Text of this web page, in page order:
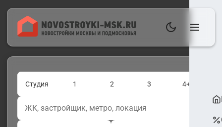
Студия 1 2 3 4+